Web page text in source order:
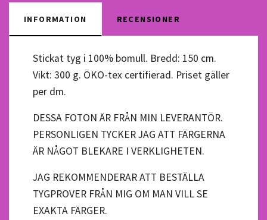
INFORMATION RECENSIONER
Stickat tyg i 100% bomull. Bredd: 150 cm.
Vikt: 300 g. ÖKO-tex certifierad. Priset gäller
per dm.
DESSA FOTON ÄR FRÅN MIN LEVERANTÖR.
PERSONLIGEN TYCKER JAG ATT FÄRGERNA
ÄR NÅGOT BLEKARE I VERKLIGHETEN.
JAG REKOMMENDERAR ATT BESTÄLLA
TYGPROVER FRÅN MIG OM MAN VILL SE
EXAKTA FÄRGER.